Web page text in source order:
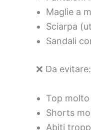
Maglie a
Sciarpa
Sandali
❌ Da evitare:
Top
Shorts
Abiti